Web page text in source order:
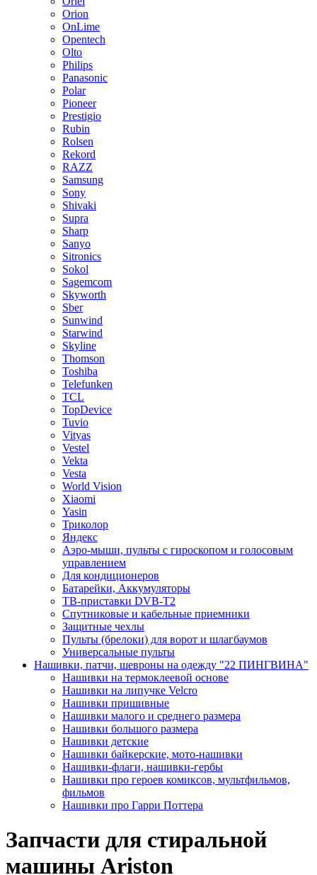
Orion
OnLime
Opentech
Olto
Philips
Panasonic
Polar
Pioneer
Prestigio
Rubin
Rolsen
Rekord
RAZZ
Samsung
Sony
Shivaki
Supra
Sharp
Sanyo
Sitronics
Sokol
Sagemcom
Skyworth
Sber
Sunwind
Starwind
Skyline
Thomson
Toshiba
Telefunken
TCL
TopDevice
Tuvio
Vityas
Vestel
Vekta
Vesta
World Vision
Xiaomi
Yasin
Триколор
Яндекс
Аэро-мыши, пульты с гироскопом и голосовым
управлением
Для кондиционеров
Батарейки, Аккумуляторы
ТВ-приставки DVB-T2
Спутниковые и кабельные приемники
Защитные чехлы
Пульты (брелоки) для ворот и шлагбаумов
Универсальные пульты
Нашивки, патчи, шевроны на одежду "22 ПИНГВИНА"
Нашивки на термоклеевой основе
Нашивки на липучке Velcro
Нашивки пришивные
Нашивки малого и среднего размера
Нашивки большого размера
Нашивки детские
Нашивки байкерские, мото-нашивки
Нашивки-флаги, нашивки-гербы
Нашивки про героев комиксов, мультфильмов,
фильмов
Нашивки про Гарри Поттера
Запчасти для стиральной
машины Ariston